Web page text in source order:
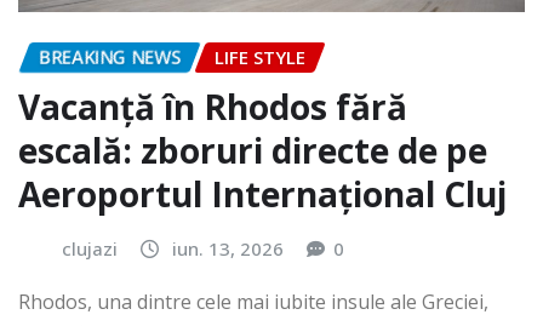
BREAKING NEWS LIFE STYLE
Vacanță în Rhodos fără
escală: zboruri directe de pe
Aeroportul Internațional Cluj
clujazi iun. 13, 2026 0
Rhodos, una dintre cele mai iubite insule ale Greciei,